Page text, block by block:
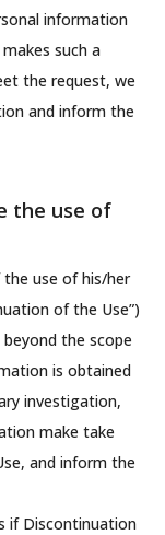
information
such a
the request, we
and inform the
the use of
use of his/her
of the Use”)
the scope
is obtained
investigation,
make take
and inform the
if Discontinuation